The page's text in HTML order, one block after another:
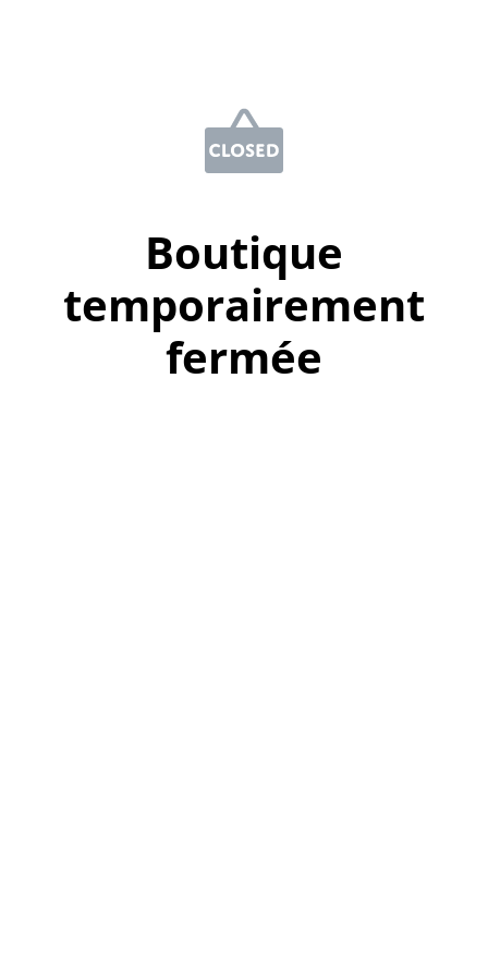
Boutique
temporairement
fermée